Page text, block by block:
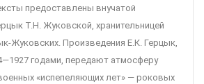
предоставлены внучатой
Т.Н. Жуковской, хранительницей
Жуковских. Произведения Е.К. Герцык,
годами, передают атмосферу
«испепеляющих лет» — роковых